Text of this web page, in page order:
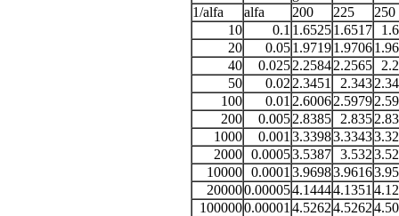
1/alfa
alfa 200 225
250
10
0.1 1.6525 1.6517
20
0.05 1.9719 1.9706
40
0.025 2.2584 2.2565
50
0.02 2.3451 2.343
100
0.01 2.6006 2.5979
200
0.005 2.8385 2.835
1000
0.001 3.33983.3343
2000
0.00053.5387 3.532
10000
0.0001 3.96983.9616
200000.000054.14444.1351
1000000.00001 4.52624.5262